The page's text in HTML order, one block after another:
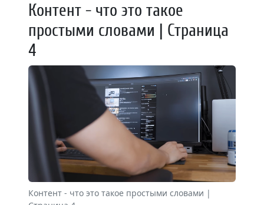
Контент - что это такое
простыми словами | Страница
4
Контент - что это такое простыми словами |